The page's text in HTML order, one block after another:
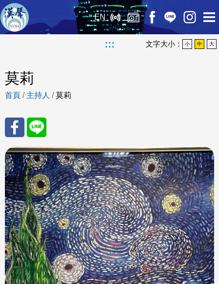
EN
::: 文字大小： 小 中 大
莫莉
首頁 / 主持人 /莫莉
分享
至
Fac
eBo
ok
分享
至
Line